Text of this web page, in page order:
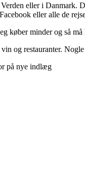
eller i
eller alle de
køber minder og så
og restauranter.
på nye indlæg